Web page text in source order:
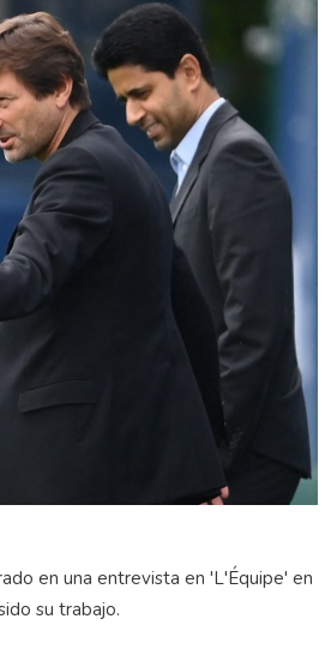
en una entrevista en 'L'Équipe' en
su trabajo.